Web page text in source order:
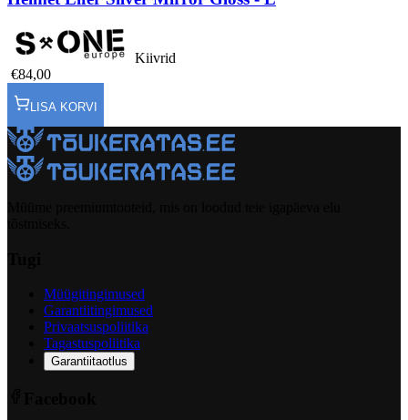
Kiivrid
€84,00
LISA KORVI
Müügitingimused
Garantiitingimused
Privaatsuspoliitika
Tagastuspoliitika
Garantiitaotlus